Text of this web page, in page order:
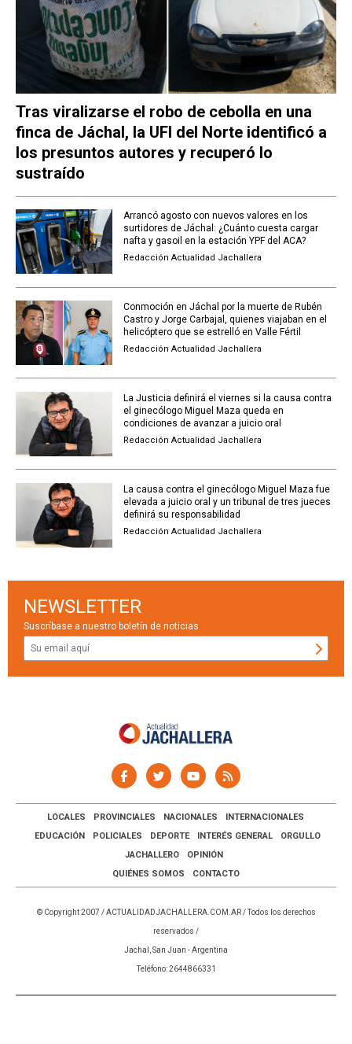
Tras viralizarse el robo de cebolla en una
finca de Jáchal, la UFI del Norte identificó a
los presuntos autores y recuperó lo
sustraído
Arrancó agosto con nuevos valores en los
surtidores de Jáchal: ¿Cuánto cuesta cargar
nafta y gasoil en la estación YPF del ACA?
Redacción Actualidad Jachallera
Conmoción en Jáchal por la muerte de Rubén
Castro y Jorge Carbajal, quienes viajaban en el
helicóptero que se estrelló en Valle Fértil
Redacción Actualidad Jachallera
La Justicia definirá el viernes si la causa contra
el ginecólogo Miguel Maza queda en
condiciones de avanzar a juicio oral
Redacción Actualidad Jachallera
La causa contra el ginecólogo Miguel Maza fue
elevada a juicio oral y un tribunal de tres jueces
definirá su responsabilidad
Redacción Actualidad Jachallera
NEWSLETTER
Suscríbase a nuestro boletín de noticias
LOCALES PROVINCIALES NACIONALES
INTERNACIONALES
EDUCACIÓN
POLICIALES DEPORTE INTERÉS GENERAL
ORGULLO
JACHALLERO
OPINIÓN
QUIÉNES SOMOS
CONTACTO
© Copyright 2007 /ACTUALIDADJACHALLERA.COM.AR/ Todos los derechos
reservados /
Jachal, San Juan - Argentina
Teléfono: 2644866331